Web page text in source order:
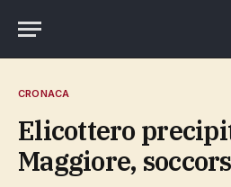
CRONACA
elicottero precipita sul Lago
Maggiore,